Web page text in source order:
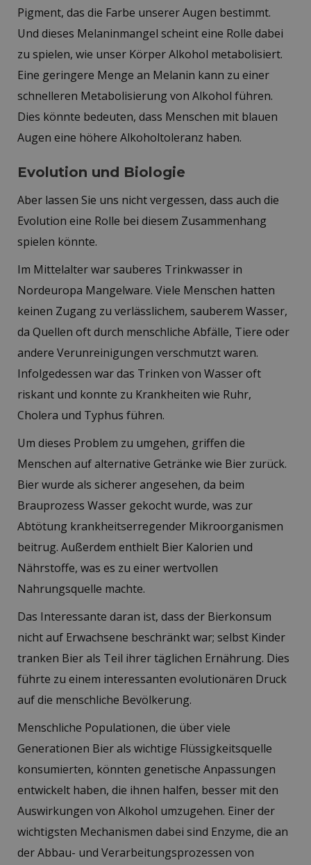
Pigment, das die Farbe unserer Augen bestimmt.
Und dieses Melaninmangel scheint eine Rolle dabei
zu spielen, wie unser Körper Alkohol metabolisiert.
Eine geringere Menge an Melanin kann zu einer
schnelleren Metabolisierung von Alkohol führen.
Dies könnte bedeuten, dass Menschen mit blauen
Augen eine höhere Alkoholtoleranz haben.
Evolution und Biologie
Aber lassen Sie uns nicht vergessen, dass auch die
Evolution eine Rolle bei diesem Zusammenhang
spielen könnte.
Im Mittelalter war sauberes Trinkwasser in
Nordeuropa Mangelware. Viele Menschen hatten
keinen Zugang zu verlässlichem, sauberem Wasser,
da Quellen oft durch menschliche Abfälle, Tiere oder
andere Verunreinigungen verschmutzt waren.
Infolgedessen war das Trinken von Wasser oft
riskant und konnte zu Krankheiten wie Ruhr,
Cholera und Typhus führen.
Um dieses Problem zu umgehen, griffen die
Menschen auf alternative Getränke wie Bier zurück.
Bier wurde als sicherer angesehen, da beim
Brauprozess Wasser gekocht wurde, was zur
Abtötung krankheitserregender Mikroorganismen
beitrug. Außerdem enthielt Bier Kalorien und
Nährstoffe, was es zu einer wertvollen
Nahrungsquelle machte.
Das Interessante daran ist, dass der Bierkonsum
nicht auf Erwachsene beschränkt war; selbst Kinder
tranken Bier als Teil ihrer täglichen Ernährung. Dies
führte zu einem interessanten evolutionären Druck
auf die menschliche Bevölkerung.
Menschliche Populationen, die über viele
Generationen Bier als wichtige Flüssigkeitsquelle
konsumierten, könnten genetische Anpassungen
entwickelt haben, die ihnen halfen, besser mit den
Auswirkungen von Alkohol umzugehen. Einer der
wichtigsten Mechanismen dabei sind Enzyme, die an
der Abbau- und Verarbeitungsprozessen von